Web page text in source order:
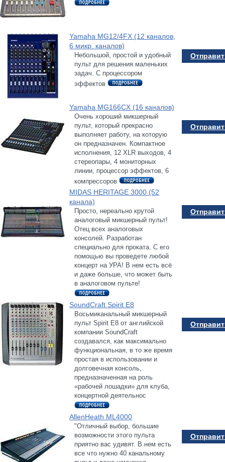
Yamaha MG12/4FX (12 каналов,
6 микр. каналов)
Небольшой, простой и удобный
пульт для решения маленьких
задач. С процессором
эффектов
Yamaha MG166CX (16 каналов)
Очень хороший микшерный
пульт, который прекрасно
выполняет работу, на которую
он предназначен. Компактное
исполнения, 12 XLR выходов, 4
стереопары, 4 мониторных
линии, процессор эффектов, 6
компрессоров
MIDAS HERITAGE 3000 (52
канала)
Просто, нереально крутой
аналоговый микшерный пульт!
Отец всех аналоговых
консолей. Разработан
специально для проката. С его
помощью вы проведете любой
концерт на УРА! В нем есть всё
и даже больше, что может быть
в аналоговом пульте!
SoundCraft Spirit E8
Восьмиканальный микшерный
пульт Spirit E8 от английской
компании SoundCraft
создавался, как максимально
функциональная, в то же время
простая в использовании и
долговечная консоль,
предназначенная на роль
«рабочей лошадки» для клуба,
концертной деятельнос
AllenHeath ML4000
"Отличный выбор, большие
возможности этого пульта
приятно вас удивят. В нем есть
все что нужно 40 канальному